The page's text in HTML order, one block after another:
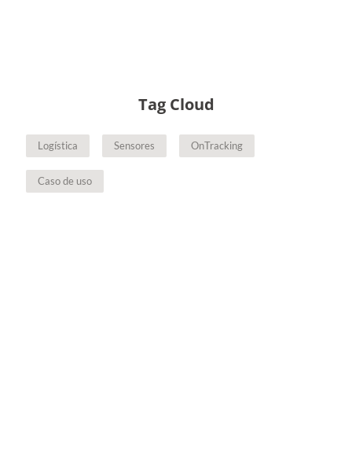
Tag Cloud
Logística Sensores OnTracking
Caso de uso